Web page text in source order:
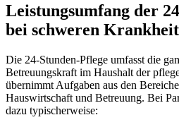
Leistungsumfang der
bei schweren
Die 24-Stunden-Pflege umfasst die
Betreuungskraft im Haushalt der
übernimmt Aufgaben aus den
Hauswirtschaft und Betreuung. Bei
dazu typischerweise: